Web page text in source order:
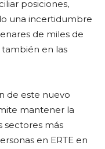
posiciones,
una incertidumbre
de miles de
también en las
de este nuevo
mantener la
sectores más
en ERTE en